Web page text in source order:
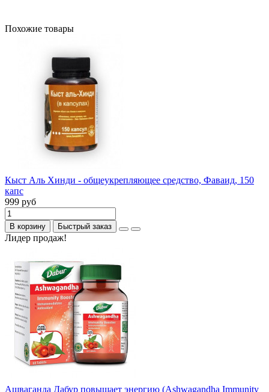
Похожие товары
Кыст Аль Хинди - общеукрепляющее средство, Фаваид, 150
капс
999 руб
В корзину Быстрый заказ
Лидер продаж!
Ашваганда Дабур повышает энергию (Ashwagandha Immunity